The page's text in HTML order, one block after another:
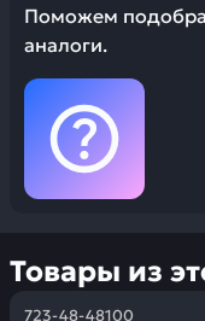
Поможем
аналоги.
Товары из
723-48-48100
Заказывая